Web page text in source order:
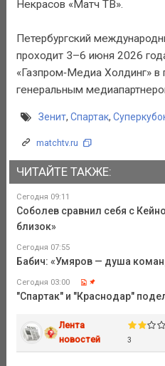
Некрасов «Матч ТВ».
Петербургский
проходит 3–6 июня 2026
«Газпром‑Медиа Холдинг» в
генеральным
Зенит, Спартак,
matchtv.ru
ЧИТАЙТЕ ТАКЖЕ:
Сегодня 09:11
Соболев сравнил себя с
близок»
Сегодня 07:55
Бабич: «Умяров — душа
Сегодня 03:00
"Спартак" и "Краснодар"
Лента
новостей
3